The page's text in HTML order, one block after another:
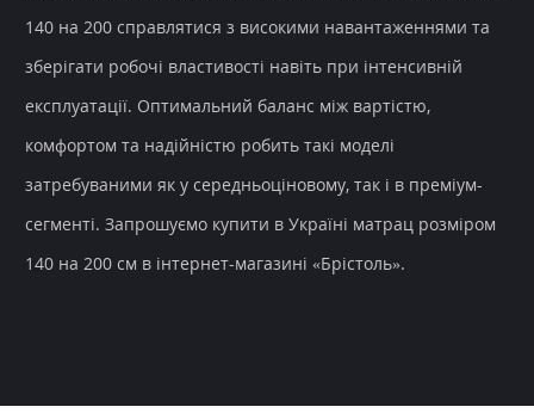
140 на 200 справлятися з високими навантаженнями та
зберігати робочі властивості навіть при інтенсивній
експлуатації. Оптимальний баланс між вартістю,
комфортом та надійністю робить такі моделі
затребуваними як у середньоціновому, так і в преміум-
сегменті. Запрошуємо купити в Україні матрац розміром
140 на 200 см в інтернет-магазині «Брістоль».